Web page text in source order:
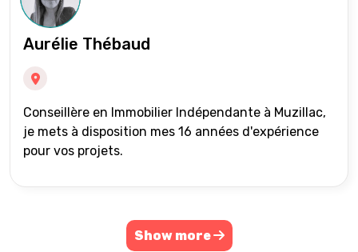
Aurélie Thébaud
Conseillère en Immobilier Indépendante à Muzillac,
je mets à disposition mes 16 années d'expérience
pour vos projets.
Show more